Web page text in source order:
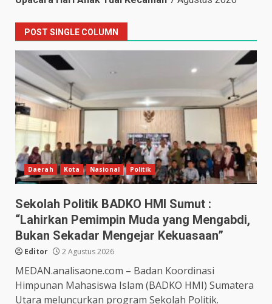
POST SINGLE COLUMN
Daerah Kota Nasional Politik
Sekolah Politik BADKO HMI Sumut :
“Lahirkan Pemimpin Muda yang Mengabdi,
Bukan Sekadar Mengejar Kekuasaan”
Editor 2 Agustus 2026
MEDAN.analisaone.com – Badan Koordinasi
Himpunan Mahasiswa Islam (BADKO HMI) Sumatera
Utara meluncurkan program Sekolah Politik.